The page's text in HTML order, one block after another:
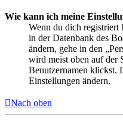
Wie kann ich meine
Wenn du dich registriert
in der Datenbank des
ändern, gehe in den
wird meist oben auf der
Benutzernamen klickst.
Einstellungen ändern.
Nach oben